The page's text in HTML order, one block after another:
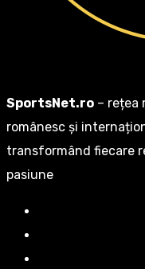
SportsNet.ro – rețea
românesc și
transformând fiecare
pasiune